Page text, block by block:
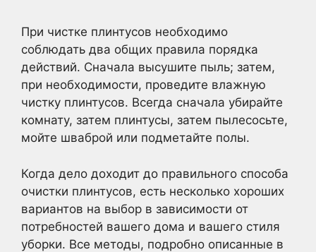
При чистке плинтусов необходимо
соблюдать два общих правила порядка
действий. Сначала высушите пыль; затем,
при необходимости, проведите влажную
чистку плинтусов. Всегда сначала убирайте
комнату, затем плинтусы, затем пылесосьте,
мойте шваброй или подметайте полы.
Когда дело доходит до правильного способа
очистки плинтусов, есть несколько хороших
вариантов на выбор в зависимости от
потребностей вашего дома и вашего стиля
уборки. Все методы, подробно описанные в